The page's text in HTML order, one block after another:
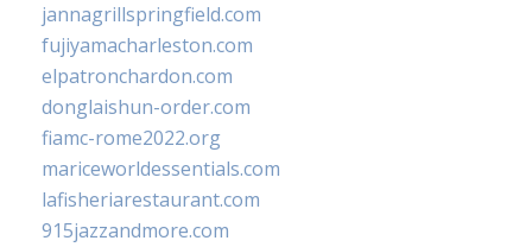
jannagrillspringfield.com
fujiyamacharleston.com
elpatronchardon.com
donglaishun-order.com
fiamc-rome2022.org
mariceworldessentials.com
lafisheriarestaurant.com
915jazzandmore.com